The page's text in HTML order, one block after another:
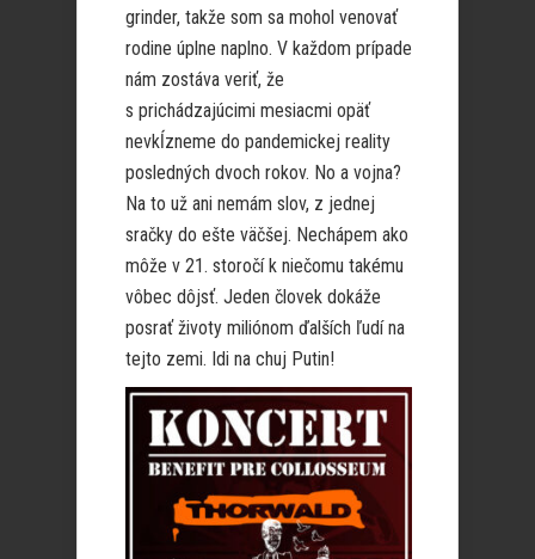
grinder, takže som sa mohol venovať
rodine úplne naplno. V každom prípade
nám zostáva veriť, že
s prichádzajúcimi mesiacmi opäť
nevkĺzneme do pandemickej reality
posledných dvoch rokov. No a vojna?
Na to už ani nemám slov, z jednej
sračky do ešte väčšej. Nechápem ako
môže v 21. storočí k niečomu takému
vôbec dôjsť. Jeden človek dokáže
posrať životy miliónom ďalších ľudí na
tejto zemi. Idi na chuj Putin!